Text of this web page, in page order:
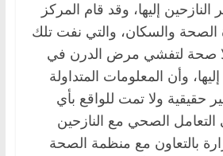
إليها، وقد قام المركز
الصحة والسكان، والتي نفت تلك
لا صحة لتفشي مرض الدرن في
وأن المعلومات المتداولة
حقيقية ولا تمت للواقع بأي
التعامل الصحي مع النازحين
بالتعاون مع منظمة الصحة